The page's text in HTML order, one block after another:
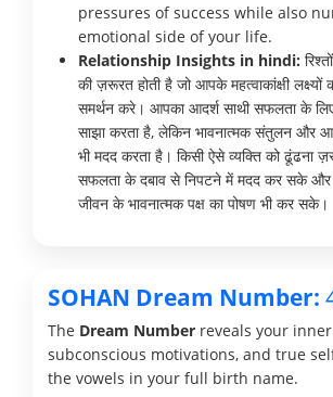
pressures of success while also
emotional side of your life.
Relationship Insights in hindi:
की ज़रूरत होती है जो आपके महत्वाकांक्षी
समर्थन करे। आपका आदर्श साथी सफलता के
साझा करता है, लेकिन भावनात्मक संतुलन और
भी मदद करता है। किसी ऐसे व्यक्ति को ढूंढना
सफलता के दबाव से निपटने में मदद कर सके
जीवन के भावनात्मक पक्ष का पोषण भी कर सके।
SOHAN Dream Number:
The Dream Number reveals your
subconscious motivations, and true
the vowels in your full birth name.